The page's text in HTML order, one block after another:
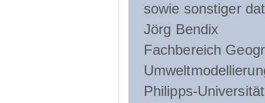
sowie sonstiger
Jörg Bendix
Fachbereich
Philipps-